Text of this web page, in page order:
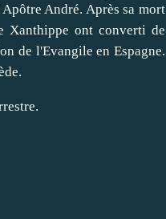
André. Après sa mort
Xanthippe ont converti de
de l'Evangile en Espagne.